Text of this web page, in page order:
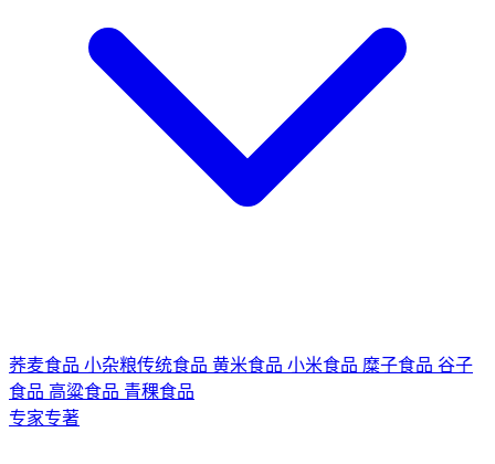
荞麦食品 小杂粮传统食品 黄米食品 小米食品 糜子食品 谷子
食品 高粱食品 青稞食品
专家专著